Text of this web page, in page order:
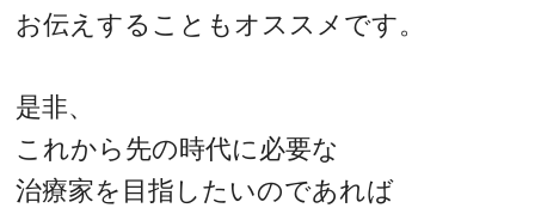
お伝えすることもオススメです。
是非、
これから先の時代に必要な
治療家を目指したいのであれば